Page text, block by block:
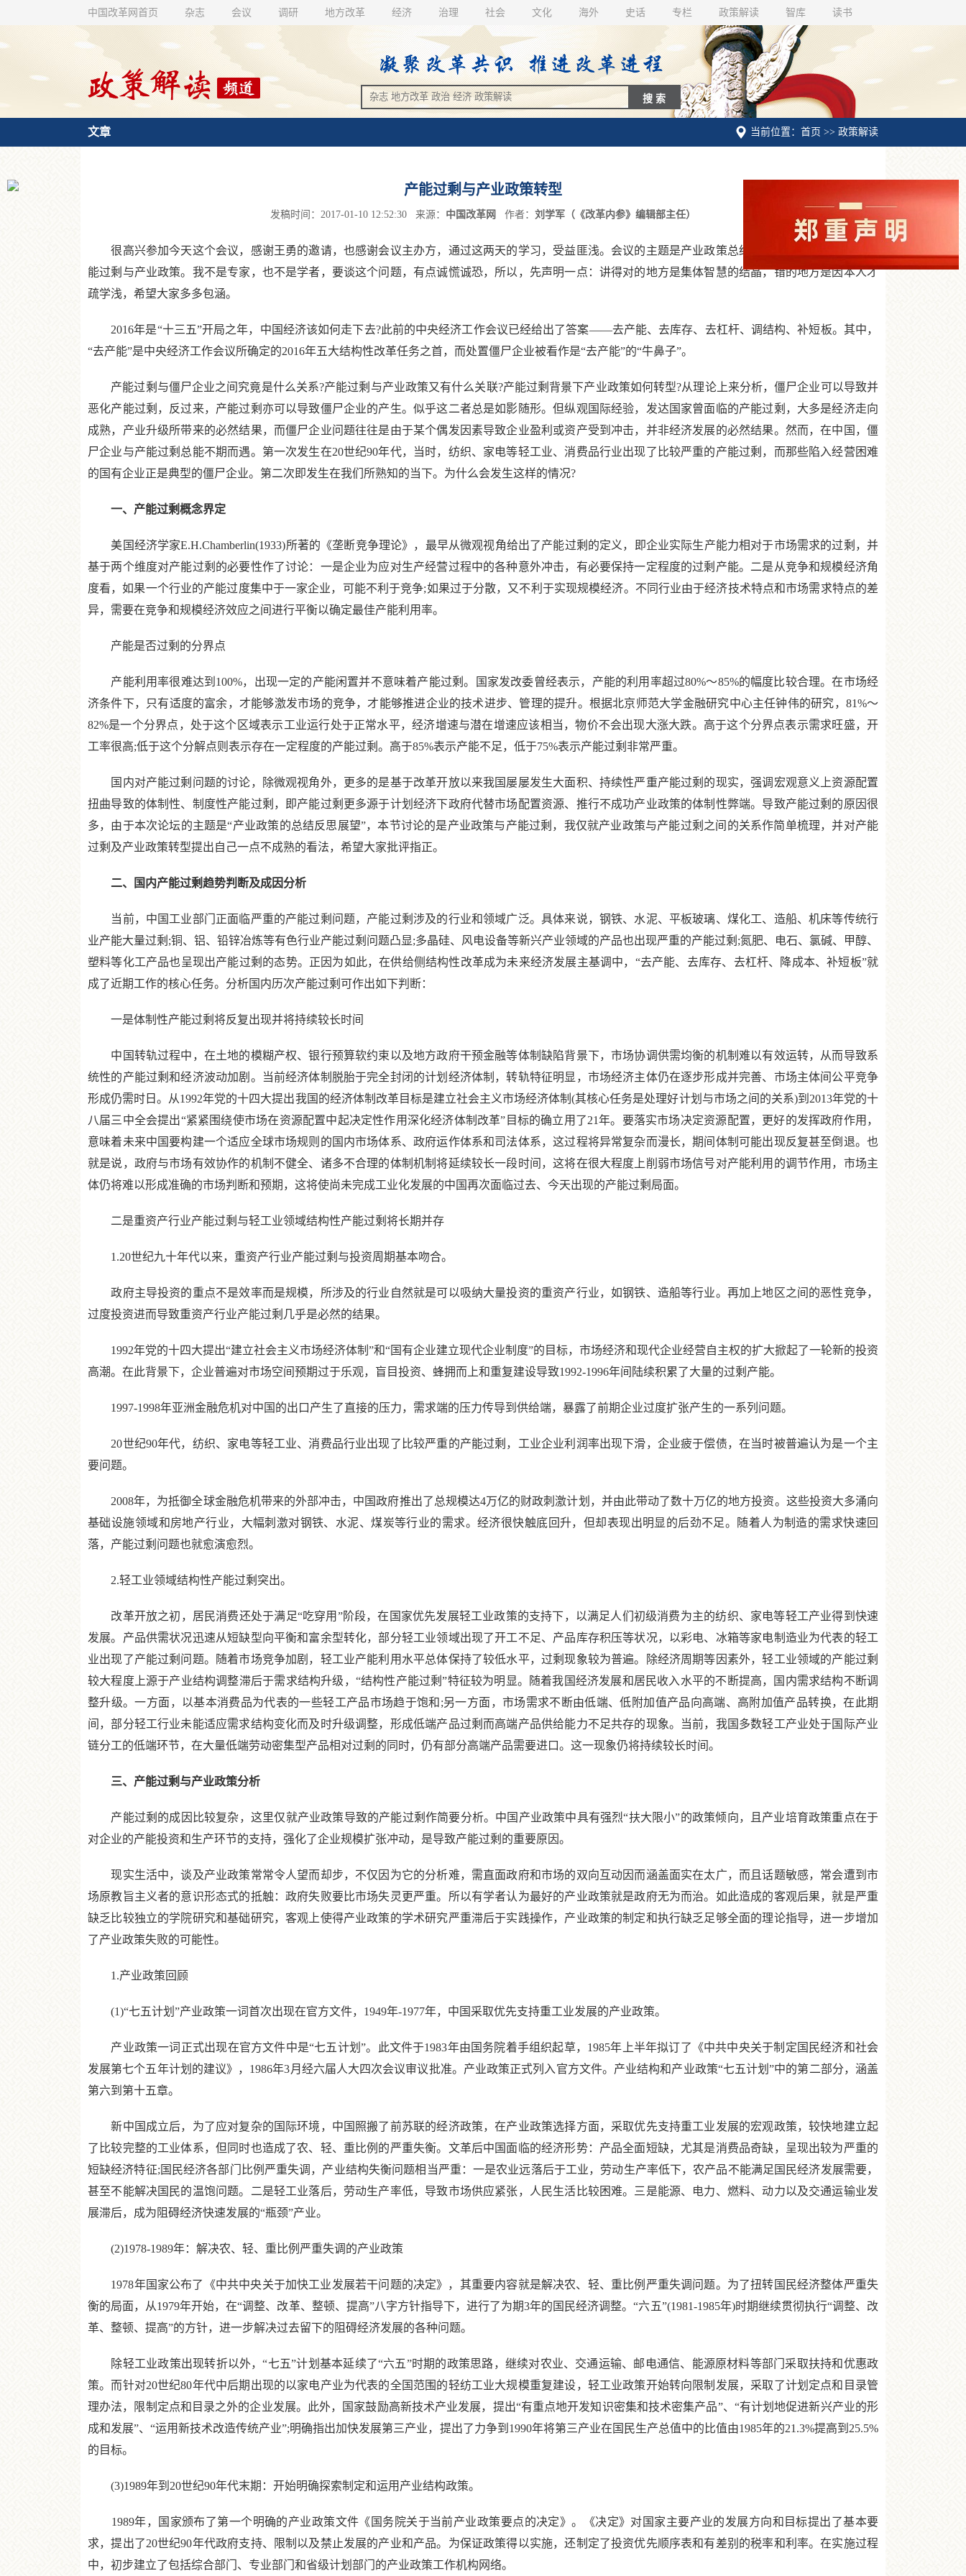
中国改革网首页 杂志 会议 调研 地方改革 经济 治理 社会 文化 海外 史话 专栏 政策解读 智库 读书
当前位置：首页 >> 政策解读
文章
产能过剩与产业政策转型
发稿时间：2017-01-10 12:52:30 来源： 中国改革网 作者： 刘学军（《改革内参》编辑部主任）
很高兴参加今天这个会议，感谢王勇的邀请，也感谢会议主办方，通过这两天的学习，受益匪浅。会议的主题是产业政策总结反思展望，这个单元是产
能过剩与产业政策。我不是专家，也不是学者，要谈这个问题，有点诚慌诚恐，所以，先声明一点：讲得对的地方是集体智慧的结晶，错的地方是因本人才
疏学浅，希望大家多多包涵。
2016年是“十三五”开局之年，中国经济该如何走下去?此前的中央经济工作会议已经给出了答案——去产能、去库存、去杠杆、调结构、补短板。其中，
“去产能”是中央经济工作会议所确定的2016年五大结构性改革任务之首，而处置僵尸企业被看作是“去产能”的“牛鼻子”。
产能过剩与僵尸企业之间究竟是什么关系?产能过剩与产业政策又有什么关联?产能过剩背景下产业政策如何转型?从理论上来分析，僵尸企业可以导致并
恶化产能过剩，反过来，产能过剩亦可以导致僵尸企业的产生。似乎这二者总是如影随形。但纵观国际经验，发达国家曾面临的产能过剩，大多是经济走向
成熟，产业升级所带来的必然结果，而僵尸企业问题往往是由于某个偶发因素导致企业盈利或资产受到冲击，并非经济发展的必然结果。然而，在中国，僵
尸企业与产能过剩总能不期而遇。第一次发生在20世纪90年代，当时，纺织、家电等轻工业、消费品行业出现了比较严重的产能过剩，而那些陷入经营困难
的国有企业正是典型的僵尸企业。第二次即发生在我们所熟知的当下。为什么会发生这样的情况?
一、产能过剩概念界定
美国经济学家E.H.Chamberlin(1933)所著的《垄断竞争理论》，最早从微观视角给出了产能过剩的定义，即企业实际生产能力相对于市场需求的过剩，并
基于两个维度对产能过剩的必要性作了讨论：一是企业为应对生产经营过程中的各种意外冲击，有必要保持一定程度的过剩产能。二是从竞争和规模经济角
度看，如果一个行业的产能过度集中于一家企业，可能不利于竞争;如果过于分散，又不利于实现规模经济。不同行业由于经济技术特点和市场需求特点的差
异，需要在竞争和规模经济效应之间进行平衡以确定最佳产能利用率。
产能是否过剩的分界点
产能利用率很难达到100%，出现一定的产能闲置并不意味着产能过剩。国家发改委曾经表示，产能的利用率超过80%～85%的幅度比较合理。在市场经
济条件下，只有适度的富余，才能够激发市场的竞争，才能够推进企业的技术进步、管理的提升。根据北京师范大学金融研究中心主任钟伟的研究，81%～
82%是一个分界点，处于这个区域表示工业运行处于正常水平，经济增速与潜在增速应该相当，物价不会出现大涨大跌。高于这个分界点表示需求旺盛，开
工率很高;低于这个分解点则表示存在一定程度的产能过剩。高于85%表示产能不足，低于75%表示产能过剩非常严重。
国内对产能过剩问题的讨论，除微观视角外，更多的是基于改革开放以来我国屡屡发生大面积、持续性严重产能过剩的现实，强调宏观意义上资源配置
扭曲导致的体制性、制度性产能过剩，即产能过剩更多源于计划经济下政府代替市场配置资源、推行不成功产业政策的体制性弊端。导致产能过剩的原因很
多，由于本次论坛的主题是“产业政策的总结反思展望”，本节讨论的是产业政策与产能过剩，我仅就产业政策与产能过剩之间的关系作简单梳理，并对产能
过剩及产业政策转型提出自己一点不成熟的看法，希望大家批评指正。
二、国内产能过剩趋势判断及成因分析
当前，中国工业部门正面临严重的产能过剩问题，产能过剩涉及的行业和领域广泛。具体来说，钢铁、水泥、平板玻璃、煤化工、造船、机床等传统行
业产能大量过剩;铜、铝、铅锌冶炼等有色行业产能过剩问题凸显;多晶硅、风电设备等新兴产业领域的产品也出现严重的产能过剩;氮肥、电石、氯碱、甲醇、
塑料等化工产品也呈现出产能过剩的态势。正因为如此，在供给侧结构性改革成为未来经济发展主基调中，“去产能、去库存、去杠杆、降成本、补短板”就
成了近期工作的核心任务。分析国内历次产能过剩可作出如下判断：
一是体制性产能过剩将反复出现并将持续较长时间
中国转轨过程中，在土地的模糊产权、银行预算软约束以及地方政府干预金融等体制缺陷背景下，市场协调供需均衡的机制难以有效运转，从而导致系
统性的产能过剩和经济波动加剧。当前经济体制脱胎于完全封闭的计划经济体制，转轨特征明显，市场经济主体仍在逐步形成并完善、市场主体间公平竞争
形成仍需时日。从1992年党的十四大提出我国的经济体制改革目标是建立社会主义市场经济体制(其核心任务是处理好计划与市场之间的关系)到2013年党的十
八届三中全会提出“紧紧围绕使市场在资源配置中起决定性作用深化经济体制改革”目标的确立用了21年。要落实市场决定资源配置，更好的发挥政府作用，
意味着未来中国要构建一个适应全球市场规则的国内市场体系、政府运作体系和司法体系，这过程将异常复杂而漫长，期间体制可能出现反复甚至倒退。也
就是说，政府与市场有效协作的机制不健全、诸多不合理的体制机制将延续较长一段时间，这将在很大程度上削弱市场信号对产能利用的调节作用，市场主
体仍将难以形成准确的市场判断和预期，这将使尚未完成工业化发展的中国再次面临过去、今天出现的产能过剩局面。
二是重资产行业产能过剩与轻工业领域结构性产能过剩将长期并存
1.20世纪九十年代以来，重资产行业产能过剩与投资周期基本吻合。
政府主导投资的重点不是效率而是规模，所涉及的行业自然就是可以吸纳大量投资的重资产行业，如钢铁、造船等行业。再加上地区之间的恶性竞争，
过度投资进而导致重资产行业产能过剩几乎是必然的结果。
1992年党的十四大提出“建立社会主义市场经济体制”和“国有企业建立现代企业制度”的目标，市场经济和现代企业经营自主权的扩大掀起了一轮新的投资
高潮。在此背景下，企业普遍对市场空间预期过于乐观，盲目投资、蜂拥而上和重复建设导致1992-1996年间陆续积累了大量的过剩产能。
1997-1998年亚洲金融危机对中国的出口产生了直接的压力，需求端的压力传导到供给端，暴露了前期企业过度扩张产生的一系列问题。
20世纪90年代，纺织、家电等轻工业、消费品行业出现了比较严重的产能过剩，工业企业利润率出现下滑，企业疲于偿债，在当时被普遍认为是一个主
要问题。
2008年，为抵御全球金融危机带来的外部冲击，中国政府推出了总规模达4万亿的财政刺激计划，并由此带动了数十万亿的地方投资。这些投资大多涌向
基础设施领域和房地产行业，大幅刺激对钢铁、水泥、煤炭等行业的需求。经济很快触底回升，但却表现出明显的后劲不足。随着人为制造的需求快速回
落，产能过剩问题也就愈演愈烈。
2.轻工业领域结构性产能过剩突出。
改革开放之初，居民消费还处于满足“吃穿用”阶段，在国家优先发展轻工业政策的支持下，以满足人们初级消费为主的纺织、家电等轻工产业得到快速
发展。产品供需状况迅速从短缺型向平衡和富余型转化，部分轻工业领域出现了开工不足、产品库存积压等状况，以彩电、冰箱等家电制造业为代表的轻工
业出现了产能过剩问题。随着市场竞争加剧，轻工业产能利用水平总体保持了较低水平，过剩现象较为普遍。除经济周期等因素外，轻工业领域的产能过剩
较大程度上源于产业结构调整滞后于需求结构升级，“结构性产能过剩”特征较为明显。随着我国经济发展和居民收入水平的不断提高，国内需求结构不断调
整升级。一方面，以基本消费品为代表的一些轻工产品市场趋于饱和;另一方面，市场需求不断由低端、低附加值产品向高端、高附加值产品转换，在此期
间，部分轻工行业未能适应需求结构变化而及时升级调整，形成低端产品过剩而高端产品供给能力不足共存的现象。当前，我国多数轻工产业处于国际产业
链分工的低端环节，在大量低端劳动密集型产品相对过剩的同时，仍有部分高端产品需要进口。这一现象仍将持续较长时间。
三、产能过剩与产业政策分析
产能过剩的成因比较复杂，这里仅就产业政策导致的产能过剩作简要分析。中国产业政策中具有强烈“扶大限小”的政策倾向，且产业培育政策重点在于
对企业的产能投资和生产环节的支持，强化了企业规模扩张冲动，是导致产能过剩的重要原因。
现实生活中，谈及产业政策常常令人望而却步，不仅因为它的分析难，需直面政府和市场的双向互动因而涵盖面实在太广，而且话题敏感，常会遭到市
场原教旨主义者的意识形态式的抵触：政府失败要比市场失灵更严重。所以有学者认为最好的产业政策就是政府无为而治。如此造成的客观后果，就是严重
缺乏比较独立的学院研究和基础研究，客观上使得产业政策的学术研究严重滞后于实践操作，产业政策的制定和执行缺乏足够全面的理论指导，进一步增加
了产业政策失败的可能性。
1.产业政策回顾
(1)“七五计划”产业政策一词首次出现在官方文件，1949年-1977年，中国采取优先支持重工业发展的产业政策。
产业政策一词正式出现在官方文件中是“七五计划”。此文件于1983年由国务院着手组织起草，1985年上半年拟订了《中共中央关于制定国民经济和社会
发展第七个五年计划的建议》，1986年3月经六届人大四次会议审议批准。产业政策正式列入官方文件。产业结构和产业政策“七五计划”中的第二部分，涵盖
第六到第十五章。
新中国成立后，为了应对复杂的国际环境，中国照搬了前苏联的经济政策，在产业政策选择方面，采取优先支持重工业发展的宏观政策，较快地建立起
了比较完整的工业体系，但同时也造成了农、轻、重比例的严重失衡。文革后中国面临的经济形势：产品全面短缺，尤其是消费品奇缺，呈现出较为严重的
短缺经济特征;国民经济各部门比例严重失调，产业结构失衡问题相当严重：一是农业远落后于工业，劳动生产率低下，农产品不能满足国民经济发展需要，
甚至不能解决国民的温饱问题。二是轻工业落后，劳动生产率低，导致市场供应紧张，人民生活比较困难。三是能源、电力、燃料、动力以及交通运输业发
展滞后，成为阻碍经济快速发展的“瓶颈”产业。
(2)1978-1989年：解决农、轻、重比例严重失调的产业政策
1978年国家公布了《中共中央关于加快工业发展若干问题的决定》，其重要内容就是解决农、轻、重比例严重失调问题。为了扭转国民经济整体严重失
衡的局面，从1979年开始，在“调整、改革、整顿、提高”八字方针指导下，进行了为期3年的国民经济调整。“六五”(1981-1985年)时期继续贯彻执行“调整、改
革、整顿、提高”的方针，进一步解决过去留下的阻碍经济发展的各种问题。
除轻工业政策出现转折以外，“七五”计划基本延续了“六五”时期的政策思路，继续对农业、交通运输、邮电通信、能源原材料等部门采取扶持和优惠政
策。而针对20世纪80年代中后期出现的以家电产业为代表的全国范围的轻纺工业大规模重复建设，轻工业政策开始转向限制发展，采取了计划定点和目录管
理办法，限制定点和目录之外的企业发展。此外，国家鼓励高新技术产业发展，提出“有重点地开发知识密集和技术密集产品”、“有计划地促进新兴产业的形
成和发展”、“运用新技术改造传统产业”;明确指出加快发展第三产业，提出了力争到1990年将第三产业在国民生产总值中的比值由1985年的21.3%提高到25.5%
的目标。
(3)1989年到20世纪90年代末期：开始明确探索制定和运用产业结构政策。
1989年，国家颁布了第一个明确的产业政策文件《国务院关于当前产业政策要点的决定》。《决定》对国家主要产业的发展方向和目标提出了基本要
求，提出了20世纪90年代政府支持、限制以及禁止发展的产业和产品。为保证政策得以实施，还制定了投资优先顺序表和有差别的税率和利率。在实施过程
中，初步建立了包括综合部门、专业部门和省级计划部门的产业政策工作机构网络。